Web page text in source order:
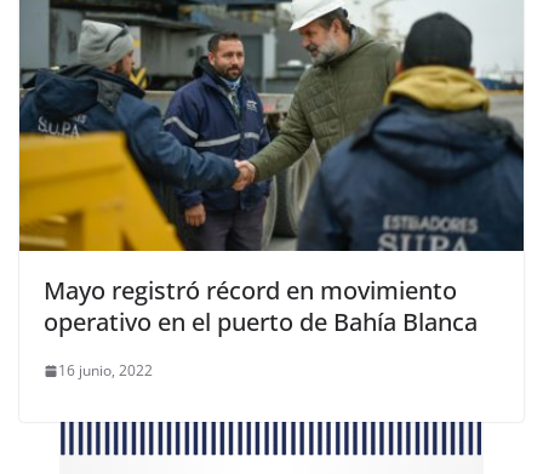
Mayo registró récord en movimiento
operativo en el puerto de Bahía Blanca
16 junio, 2022